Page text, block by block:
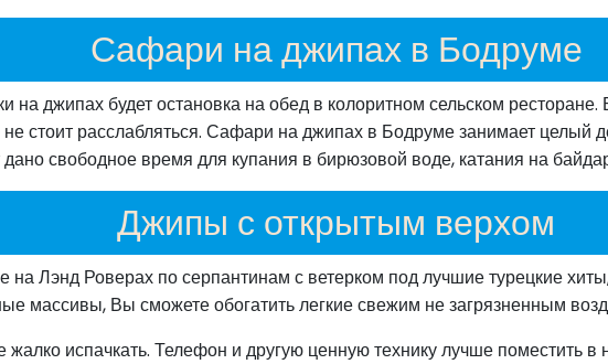
Сафари на джипах в Бодруме
на джипах будет остановка на обед в колоритном сельском
не стоит расслабляться. Сафари на джипах в Бодруме занимает целый
дано свободное время для купания в бирюзовой воде, катания на
Джипы с открытым верхом
Лэнд Роверах по серпантинам с ветерком под лучшие турецкие
массивы, Вы сможете обогатить легкие свежим не загрязненным
испачкать. Телефон и другую ценную технику лучше поместить